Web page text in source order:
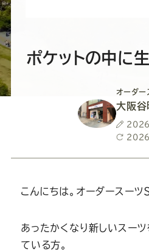
ー
SADA
の
公
式
ー
SADA
の
公
式
ー
ツ
の
公
式
ポケットの中に
オーダ
大阪谷
投
稿
2026
最
2026
こんにちは。オーダースーツ
あったかくなり新しいスー
ている方。